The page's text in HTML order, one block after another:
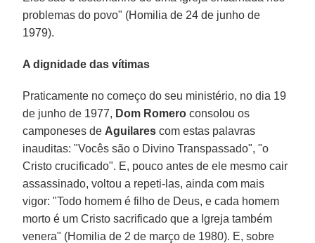
problemas do povo" (Homilia de 24 de junho de
1979).
A dignidade das vítimas
Praticamente no começo do seu ministério, no dia 19
de junho de 1977, Dom Romero consolou os
camponeses de Aguilares com estas palavras
inauditas: "Vocês são o Divino Transpassado", "o
Cristo crucificado". E, pouco antes de ele mesmo cair
assassinado, voltou a repeti-las, ainda com mais
vigor: "Todo homem é filho de Deus, e cada homem
morto é um Cristo sacrificado que a Igreja também
venera" (Homilia de 2 de março de 1980). E, sobre